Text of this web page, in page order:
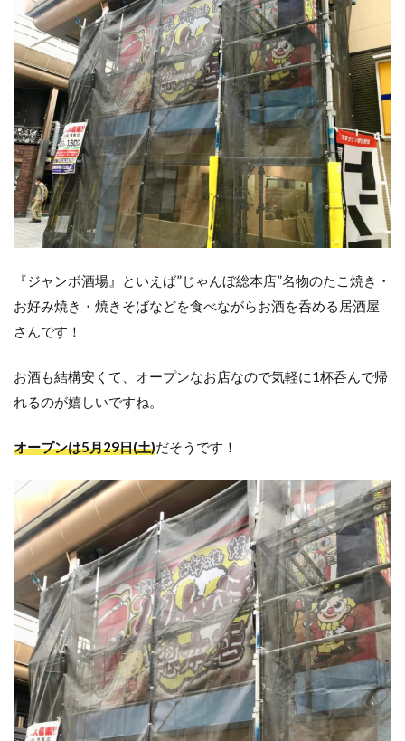
『ジャンボ酒場』といえば”じゃんぼ総本店”名物のたこ焼き・
お好み焼き・焼きそばなどを食べながらお酒を呑める居酒屋
さんです！
お酒も結構安くて、オープンなお店なので気軽に1杯呑んで帰
れるのが嬉しいですね。
オープンは5月29日(土)だそうです！